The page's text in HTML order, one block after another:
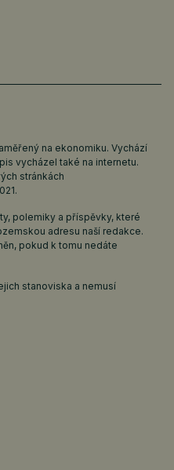
na ekonomiku. Vychází
vycházel také na internetu.
stránkách
polemiky a příspěvky, které
adresu naší redakce.
pokud k tomu nedáte
stanoviska a nemusí